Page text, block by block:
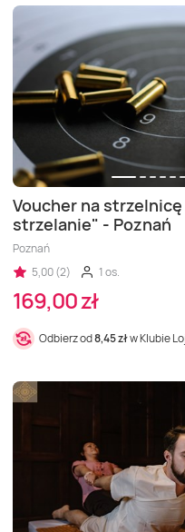
Voucher na
strzelanie" - Poznań
Poznań
5,00 (2)
1 os.
169,00 zł
Odbierz od8,45 złw Klubie